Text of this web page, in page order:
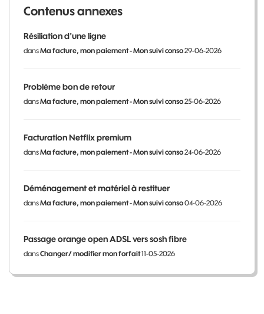
Contenus annexes
Résiliation d'une ligne
dansMa facture, mon paiement - Mon suivi conso29-06-2026
Problème bon de retour
dansMa facture, mon paiement - Mon suivi conso25-06-2026
Facturation Netflix premium
dansMa facture, mon paiement - Mon suivi conso24-06-2026
Déménagement et matériel à restituer
dansMa facture, mon paiement - Mon suivi conso04-06-2026
Passage orange open ADSL vers sosh fibre
dansChanger/ modifier mon forfait11-05-2026